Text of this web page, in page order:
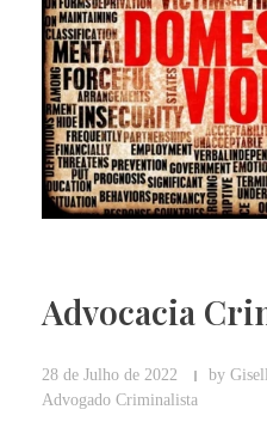
Advocacia
28 de Julho de 2022 by
Advogado Criminalista